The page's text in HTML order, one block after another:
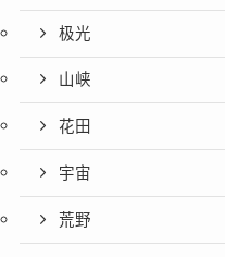
极光
山峡
花田
宇宙
荒野